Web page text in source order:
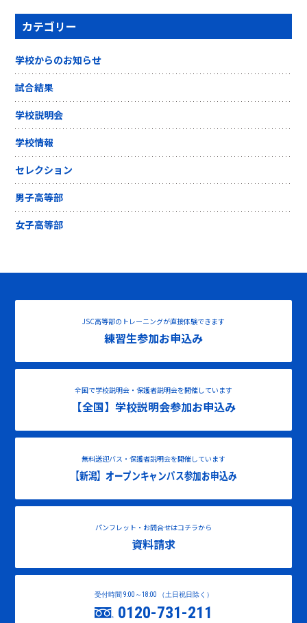
カテゴリー
学校からのお知らせ
試合結果
学校説明会
学校情報
セレクション
男子高等部
女子高等部
JSC高等部のトレーニングが直接体験できます
練習生参加お申込み
全国で学校説明会・保護者説明会を開催しています
【全国】学校説明会参加お申込み
無料送迎バス・保護者説明会を開催しています
【新潟】オープンキャンパス参加お申込み
パンフレット・お問合せはコチラから
資料請求
受付時間 9:00～18:00 （土日祝日除く）
0120-731-211